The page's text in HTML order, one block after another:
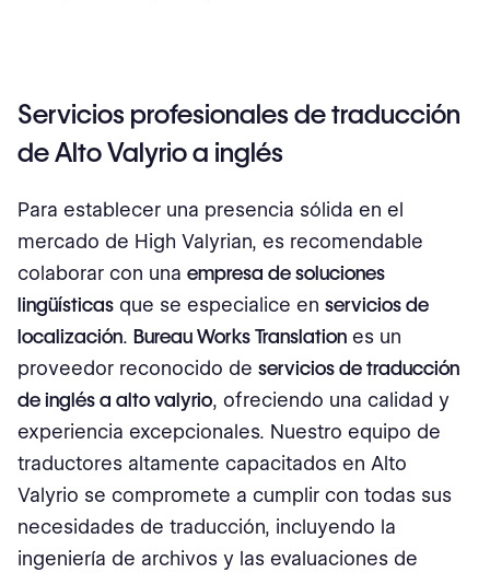
Servicios profesionales de traducción
de Alto Valyrio a inglés
Para establecer una presencia sólida en el
mercado de High Valyrian, es recomendable
colaborar con una empresa de soluciones
lingüísticas que se especialice en servicios de
localización. Bureau Works Translation es un
proveedor reconocido de servicios de traducción
de inglés a alto valyrio, ofreciendo una calidad y
experiencia excepcionales. Nuestro equipo de
traductores altamente capacitados en Alto
Valyrio se compromete a cumplir con todas sus
necesidades de traducción, incluyendo la
ingeniería de archivos y las evaluaciones de